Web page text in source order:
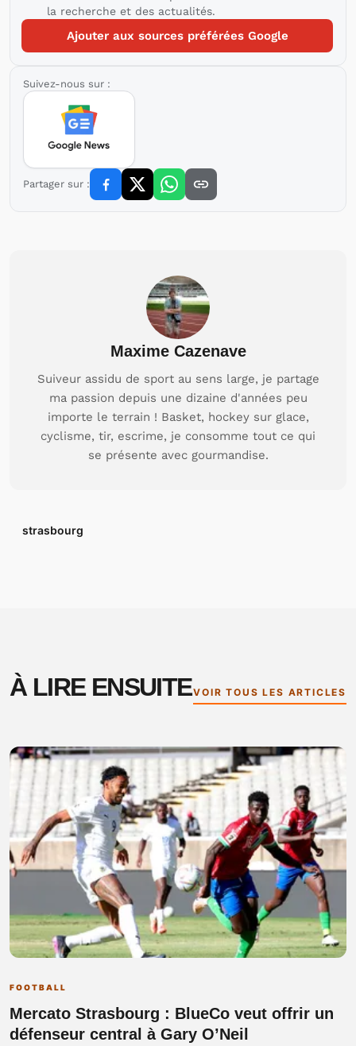
la recherche et des actualités.
Ajouter aux sources préférées Google
Suivez-nous sur :
Partager sur :
Maxime Cazenave
Suiveur assidu de sport au sens large, je partage
ma passion depuis une dizaine d'années peu
importe le terrain ! Basket, hockey sur glace,
cyclisme, tir, escrime, je consomme tout ce qui
se présente avec gourmandise.
strasbourg
À LIRE ENSUITEVOIR TOUS LES ARTICLES
FOOTBALL
Mercato Strasbourg : BlueCo veut offrir un
défenseur central à Gary O’Neil